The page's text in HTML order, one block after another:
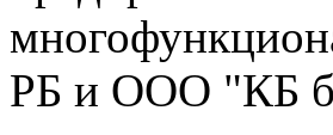
РБ и ООО "КБ